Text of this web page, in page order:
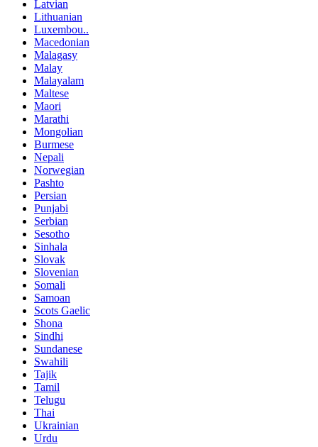
Latvian
Lithuanian
Luxembou..
Macedonian
Malagasy
Malay
Malayalam
Maltese
Maori
Marathi
Mongolian
Burmese
Nepali
Norwegian
Pashto
Persian
Punjabi
Serbian
Sesotho
Sinhala
Slovak
Slovenian
Somali
Samoan
Scots Gaelic
Shona
Sindhi
Sundanese
Swahili
Tajik
Tamil
Telugu
Thai
Ukrainian
Urdu